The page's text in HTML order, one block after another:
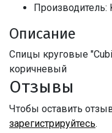
Производитель:
Описание
Спицы круговые
коричневый
Отзывы
Чтобы оставить
зарегистрируйтесь.